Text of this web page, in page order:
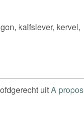
kalfslever, kervel,
uitA propos